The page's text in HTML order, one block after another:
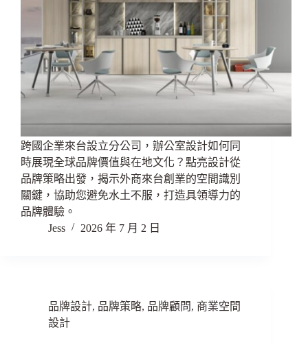
跨國企業來台設立分公司，辦公室設計如何同
時展現全球品牌價值與在地文化？點亮設計從
品牌策略出發，揭示外商來台創業的空間識別
關鍵，協助您避免水土不服，打造具領導力的
品牌體驗。
Jess
2026 年 7 月 2 日
品牌設計, 品牌策略, 品牌顧問, 商業空間
設計